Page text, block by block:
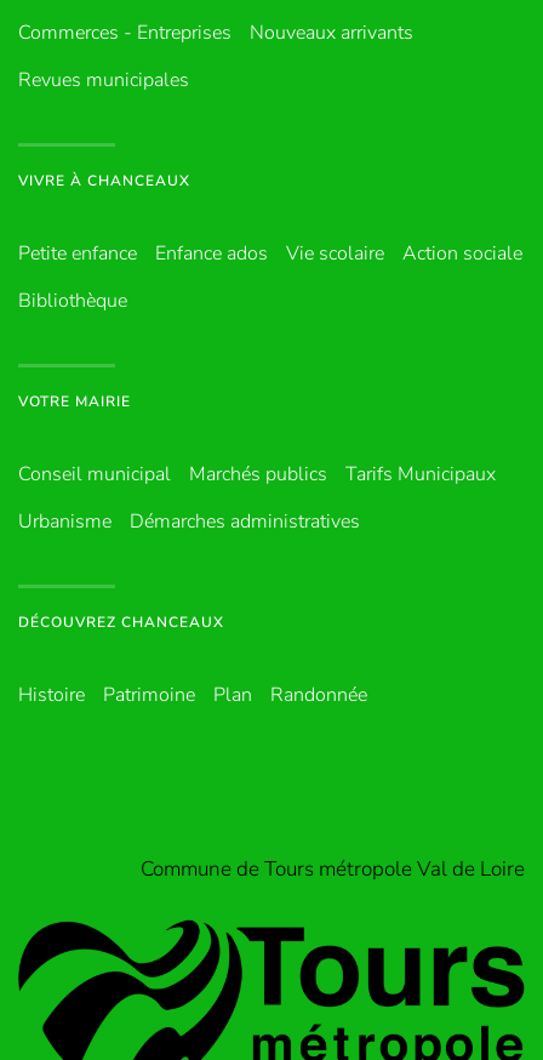
Commerces - Entreprises
Nouveaux arrivants
Revues municipales
VIVRE À CHANCEAUX
Petite enfance Enfance ados Vie scolaire
Action sociale
Bibliothèque
VOTRE MAIRIE
Conseil municipal Marchés publics
Tarifs Municipaux
Urbanisme
Démarches administratives
DÉCOUVREZ CHANCEAUX
Histoire Patrimoine Plan Randonnée
Commune de Tours métropole Val de Loire